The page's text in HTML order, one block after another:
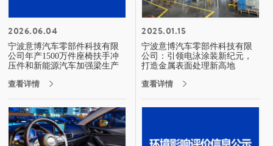
2026.06.04
宁波意博汽车零部件科技有限
公司年产1500万件座椅扶手冲
压件和新能源汽车加强梁生产
护验收公示
查看详情 
2025.01.15
宁波意博汽车零部件科技有限
公司：引领电泳涂装新纪元，
打造金属表面处理新高地
查看详情
